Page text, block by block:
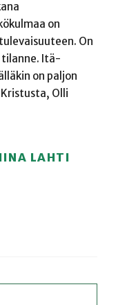
on
On
tilanne. Itä-
on paljon
Olli
LAHTI